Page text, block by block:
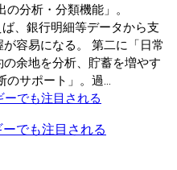
分析・分類機能」。
、銀行明細等データから支
容易になる。 第二に「日常
余地を分析、貯蓄を増やす
サポート」。過...
でも注目される